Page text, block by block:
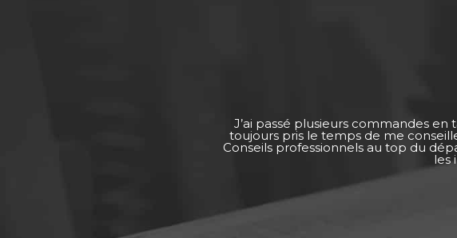
J’ai passé plusieurs commandes
toujours pris le temps de me
Conseils professionnels au top du
les